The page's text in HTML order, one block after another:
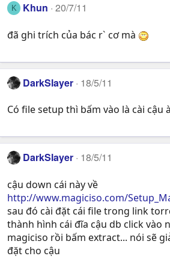
K Khun 20/7/11
đã ghi trích của bác r` cơ mà
DarkSlayer 18/5/11
Có file setup thì bấm vào là cài cậu
DarkSlayer 18/5/11
cậu down cái này về
http://www.magiciso.com/
sau đó cài đặt cái file trong link
thành hình cái đĩa cậu db click vào
magiciso rồi bấm extract... nói sẽ
đặt cho cậu